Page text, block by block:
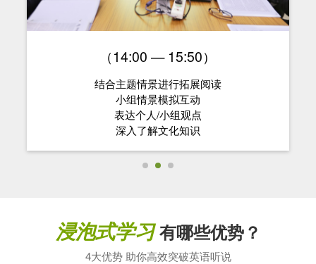
（14:00 — 15:50）
结合主题情景进行拓展阅读
小组情景模拟互动
表达个人/小组观点
深入了解文化知识
浸泡式学习有哪些优势？
4大优势 助你高效突破英语听说